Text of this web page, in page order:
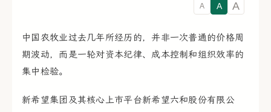
A A A
中国农牧业过去几年所经历的，并非一次普通的价格周
期波动，而是一轮对资本纪律、成本控制和组织效率的
集中检验。
新希望集团及其核心上市平台新希望六和股份有限公